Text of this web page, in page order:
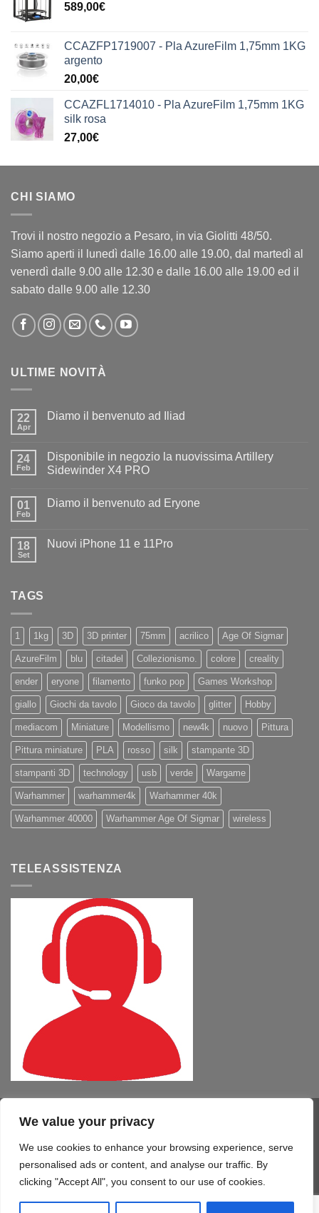
We value your privacy
We use cookies to enhance your browsing experience, serve
personalised ads or content, and analyse our traffic. By
clicking "Accept All", you consent to our use of cookies.
589,00€
CCAZFP1719007 - Pla AzureFilm 1,75mm 1KG
argento
20,00€
CCAZFL1714010 - Pla AzureFilm 1,75mm 1KG
silk rosa
27,00€
CHI SIAMO
Trovi il nostro negozio a Pesaro, in via Giolitti 48/50.
Siamo aperti il lunedì dalle 16.00 alle 19.00, dal martedì al
venerdì dalle 9.00 alle 12.30 e dalle 16.00 alle 19.00 ed il
sabato dalle 9.00 alle 12.30
ULTIME NOVITÀ
22
Apr
Diamo il benvenuto ad Iliad
Diamo
il
benvenuto
24
Feb
Disponibile in negozio la nuovissima Artillery
Sidewinder X4 PRO
su
la
nuovissima
01
Feb
Diamo il benvenuto ad Eryone
Diamo
18
Set
Nuovi iPhone 11 e 11Pro
TAGS
1 1kg 3D 3D printer 75mm acrilico Age Of Sigmar
AzureFilm blu citadel Collezionismo. colore creality
ender eryone filamento funko pop Games Workshop
giallo Giochi da tavolo Gioco da tavolo glitter Hobby
mediacom Miniature Modellismo new4k nuovo Pittura
Pittura miniature PLA rosso silk stampante 3D
stampanti 3D technology usb verde Wargame
Warhammer warhammer4k Warhammer 40k
Warhammer 40000 Warhammer Age Of Sigmar wireless
TELEASSISTENZA
Visa PayPal MasterCard
Delivery
COMPUTER – TABLET – SMARTPHONE SOFTWARE
SERVIZI
STAMPA 3D
TELEFONIA CONTATTI
Copyright 2026 ©Mono Informatica S.r.l.c.r.